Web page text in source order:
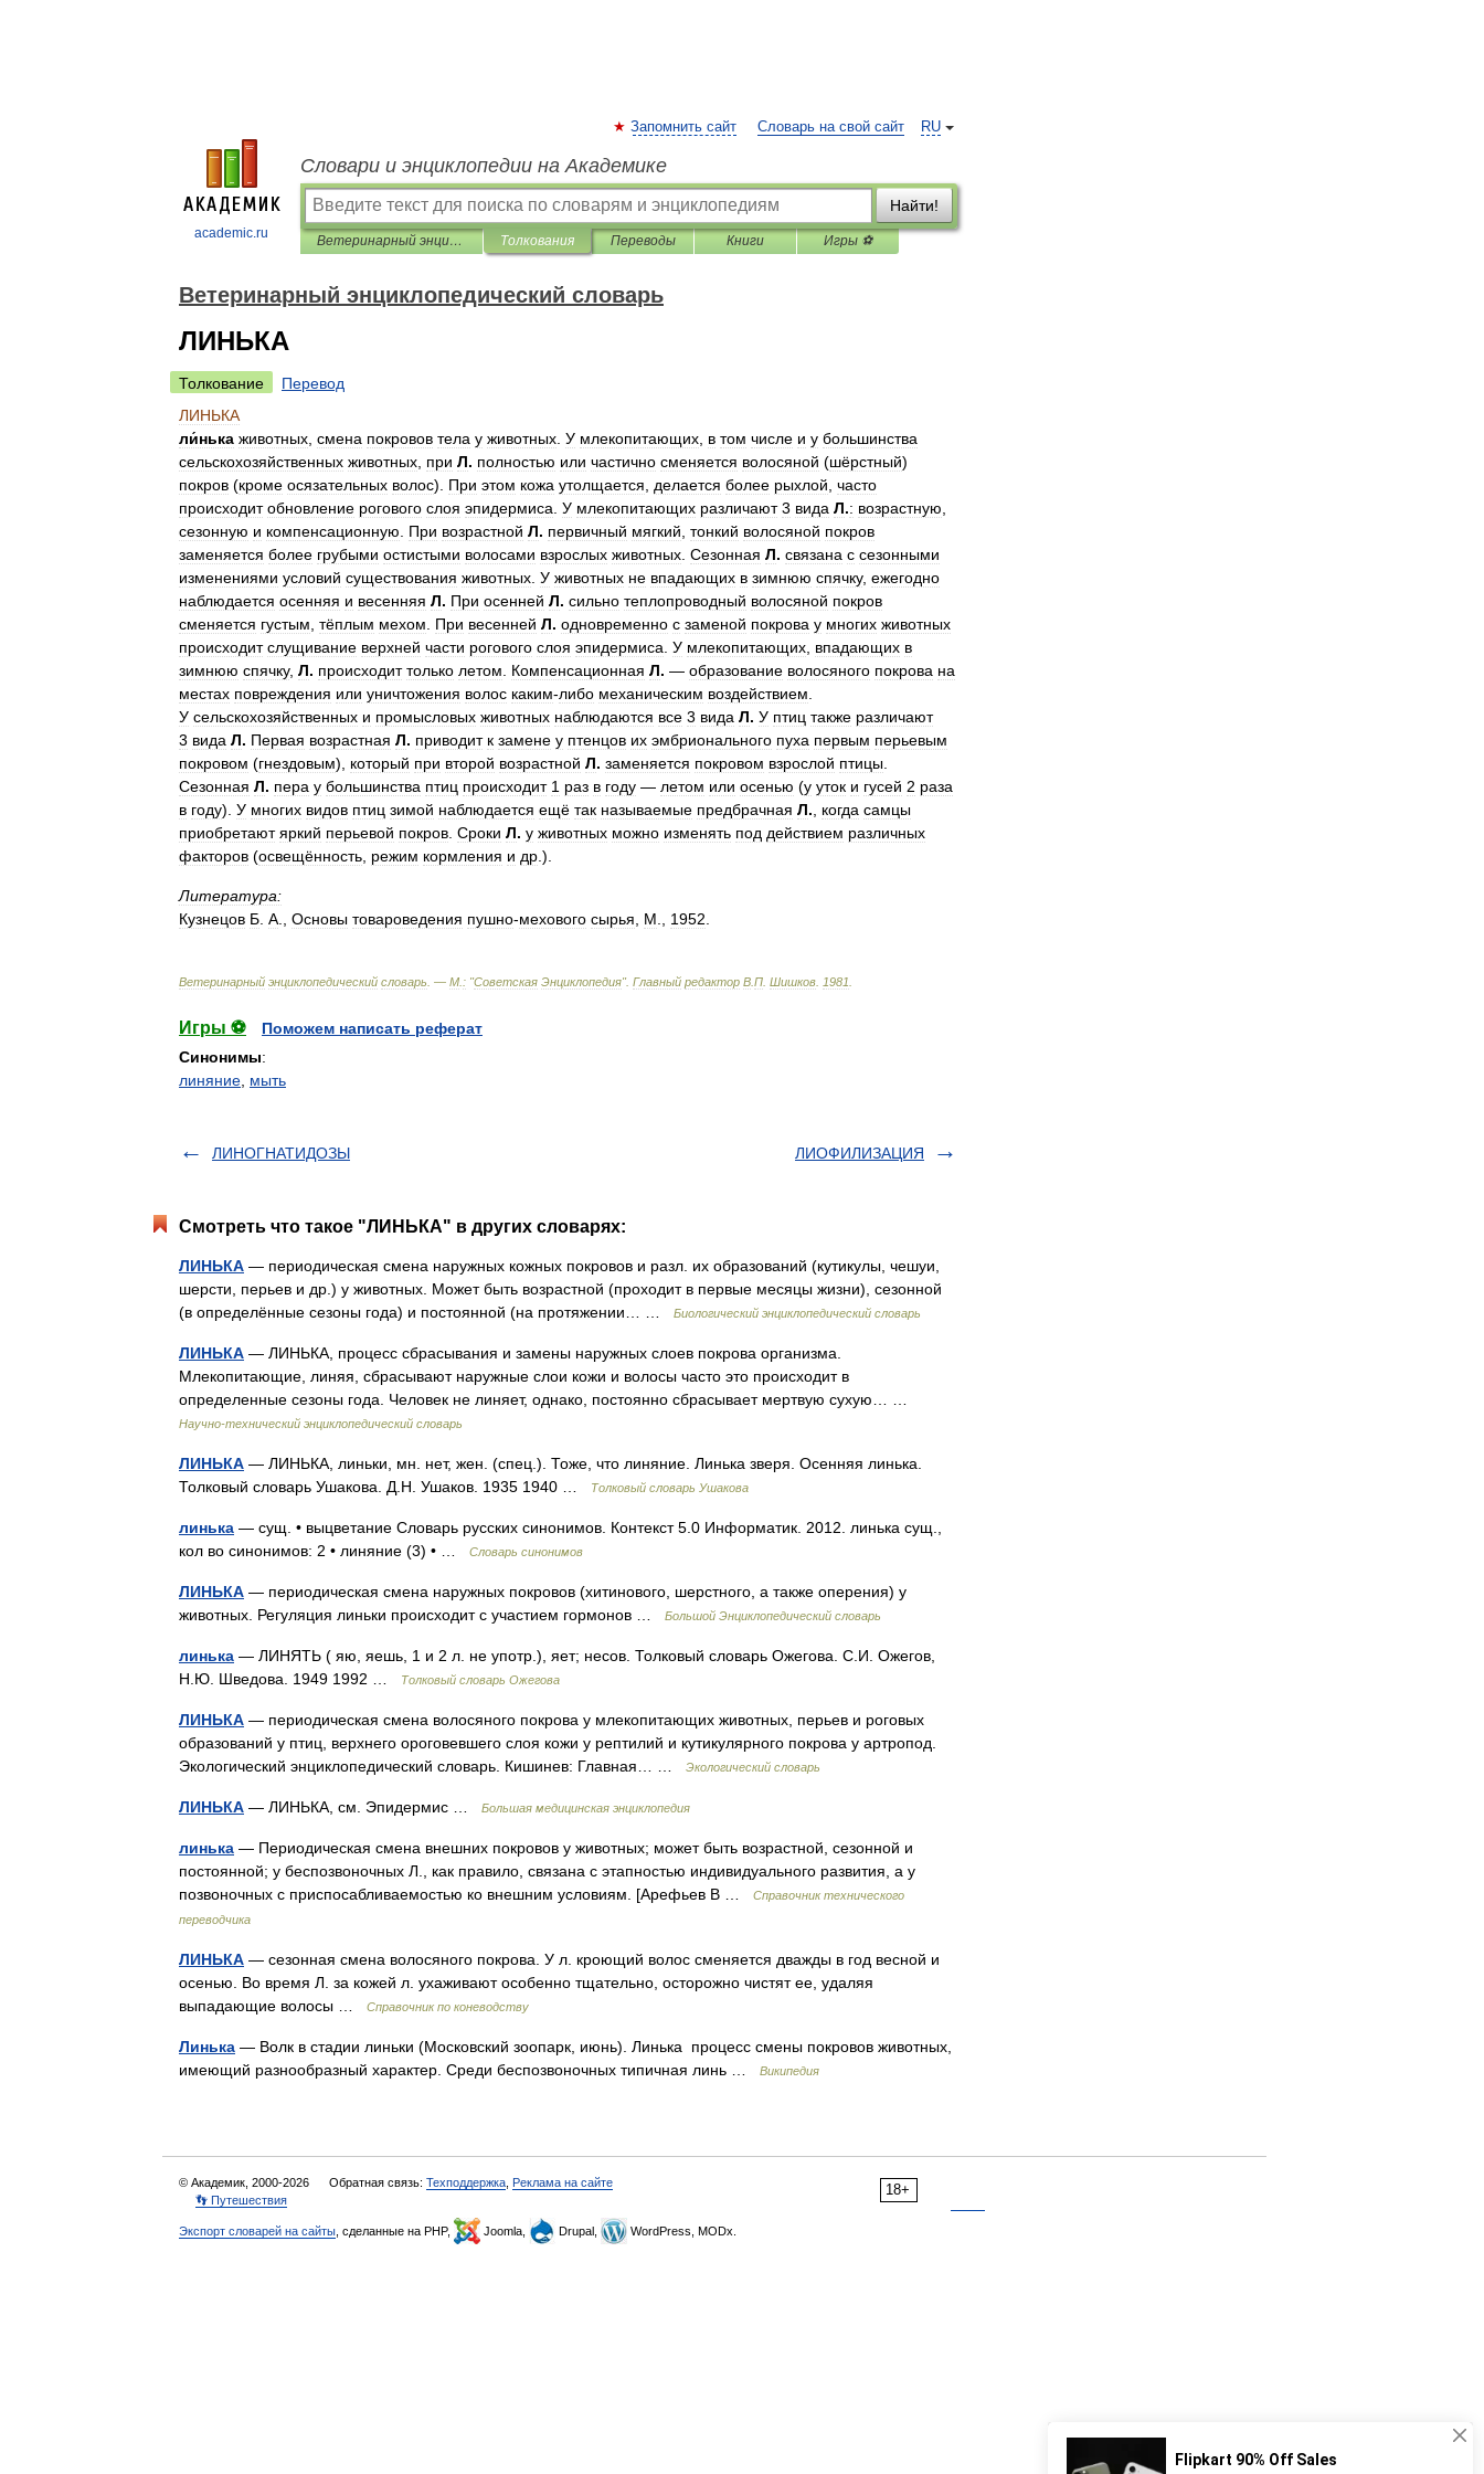
academic.ru
RU
Запомнить сайт Словарь на свой сайт
Словари и энциклопедии на Академике
Найти!
Ветеринарный энциклопедический словарь Толкования Переводы Книги Игры ⚽
Ветеринарный энциклопедический словарь
ЛИНЬКА
Толкование
Перевод
ЛИНЬКА
ли́нька животных смена покровов тела у животных У млекопитающих в том числе и у большинства
сельскохозяйственных животных при Л. полностью или частично сменяется волосяной (шёрстный)
покров (кроме осязательных волос). При этом кожа утолщается делается более рыхлой часто
происходит обновление рогового слоя эпидермиса У млекопитающих различают 3 вида Л.: возрастную
сезонную и компенсационную При возрастной Л. первичный мягкий тонкий волосяной покров
заменяется более грубыми остистыми волосами взрослых животных Сезонная Л. связана с сезонными
изменениями условий существования животных У животных не впадающих в зимнюю спячку, ежегодно
наблюдается осенняя и весенняя Л. При осенней Л. сильно теплопроводный волосяной покров
сменяется густым тёплым мехом При весенней Л. одновременно с заменой покрова у многих животных
происходит слущивание верхней части рогового слоя эпидермиса У млекопитающих впадающих в
зимнюю спячку, Л. происходит только летом Компенсационная Л. — образование волосяного покрова на
местах повреждения или уничтожения волос каким-либо механическим воздействием
У сельскохозяйственных и промысловых животных наблюдаются все 3 вида Л. У птиц также различают
3 вида Л. Первая возрастная Л. приводит к замене у птенцов их эмбрионального пуха первым перьевым
покровом (гнездовым), который при второй возрастной Л. заменяется покровом взрослой птицы
Сезонная Л. пера у большинства птиц происходит 1 раз в году — летом или осенью (у уток и гусей 2 раза
в году). У многих видов птиц зимой наблюдается ещё так называемые предбрачная Л. когда самцы
приобретают яркий перьевой покров Сроки Л. у животных можно изменять под действием различных
факторов (освещённость режим кормления и др .).
Литература:
Кузнецов Б А Основы товароведения пушно-мехового сырья М 1952
Ветеринарный энциклопедический словарь . — М : "Советская Энциклопедия". Главный редактор В П Шишков 1981
Игры ⚽
Поможем написать реферат
Синонимы:
линяние мыть
ЛИНОГНАТИДОЗЫ ЛИОФИЛИЗАЦИЯ
Смотреть что такое "ЛИНЬКА" в других словарях:
ЛИНЬКА — периодическая смена наружных кожных покровов и разл. их образований (кутикулы, чешуи,
шерсти, перьев и др.) у животных. Может быть возрастной (проходит в первые месяцы жизни), сезонной
(в определённые сезоны года) и постоянной (на протяжении… …
Биологический энциклопедический словарь
ЛИНЬКА — ЛИНЬКА, процесс сбрасывания и замены наружных слоев покрова организма.
Млекопитающие, линяя, сбрасывают наружные слои кожи и волосы часто это происходит в
определенные сезоны года. Человек не линяет, однако, постоянно сбрасывает мертвую сухую… …
Научно-технический энциклопедический словарь
ЛИНЬКА — ЛИНЬКА, линьки, мн. нет, жен. (спец.). Тоже, что линяние. Линька зверя. Осенняя линька.
Толковый словарь Ушакова. Д.Н. Ушаков. 1935 1940 …
Толковый словарь Ушакова
линька — сущ. • выцветание Словарь русских синонимов. Контекст 5.0 Информатик. 2012. линька сущ.,
кол во синонимов: 2 • линяние (3) • …
Словарь синонимов
ЛИНЬКА — периодическая смена наружных покровов (хитинового, шерстного, а также оперения) у
животных. Регуляция линьки происходит с участием гормонов …
Большой Энциклопедический словарь
линька — ЛИНЯТЬ ( яю, яешь, 1 и 2 л. не употр.), яет; несов. Толковый словарь Ожегова. С.И. Ожегов,
Н.Ю. Шведова. 1949 1992 …
Толковый словарь Ожегова
ЛИНЬКА — периодическая смена волосяного покрова у млекопитающих животных, перьев и роговых
образований у птиц, верхнего ороговевшего слоя кожи у рептилий и кутикулярного покрова у артропод.
Экологический энциклопедический словарь. Кишинев: Главная… …
Экологический словарь
ЛИНЬКА — ЛИНЬКА, см. Эпидермис … Большая медицинская энциклопедия
линька — Периодическая смена внешних покровов у животных; может быть возрастной, сезонной и
постоянной; у беспозвоночных Л., как правило, связана с этапностью индивидуального развития, а у
позвоночных с приспосабливаемостью ко внешним условиям. [Арефьев В …
Справочник технического
переводчика
ЛИНЬКА — сезонная смена волосяного покрова. У л. кроющий волос сменяется дважды в год весной и
осенью. Во время Л. за кожей л. ухаживают особенно тщательно, осторожно чистят ее, удаляя
выпадающие волосы …
Справочник по коневодству
Линька — Волк в стадии линьки (Московский зоопарк, июнь). Линька процесс смены покровов животных,
имеющий разнообразный характер. Среди беспозвоночных типичная линь …
Википедия
18+
© Академик, 2000-2026 Обратная связь: Техподдержка Реклама на сайте
👣 Путешествия
Экспорт словарей на сайты , сделанные на PHP, Joomla, Drupal, WordPress, MODx.